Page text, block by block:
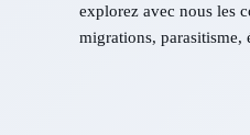
explorez avec nous les
migrations, parasitisme,